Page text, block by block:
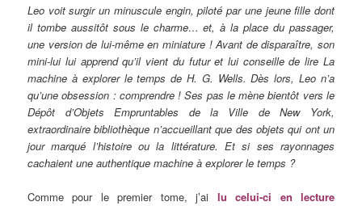
Leo voit surgir un minuscule engin, piloté par une jeune fille dont
il tombe aussitôt sous le charme… et, à la place du passager,
une version de lui-même en miniature ! Avant de disparaître, son
mini-lui lui apprend qu’il vient du futur et lui conseille de lire La
machine à explorer le temps de H. G. Wells. Dès lors, Leo n’a
qu’une obsession : comprendre ! Ses pas le mène bientôt vers le
Dépôt d’Objets Empruntables de la Ville de New York,
extraordinaire bibliothèque n’accueillant que des objets qui ont un
jour marqué l’histoire ou la littérature. Et si ses rayonnages
cachaient une authentique machine à explorer le temps ?
Comme pour le premier tome, j’ai lu celui-ci en lecture